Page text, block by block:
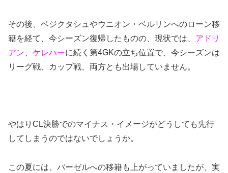
その後、ベジクタシュやウニオン・ベルリンへのローン移
籍を経て、今シーズン復帰したものの、現状では、 アドリ
アン
ケレハーに続く第4GKの立ち位置で、今シーズンは
リーグ戦、カップ戦、両方とも出場していません。
やはりCL決勝でのマイナス・イメージがどうしても先行
してしまうのではないでしょうか。
この夏には、バーゼルへの移籍も上がっていましたが、実